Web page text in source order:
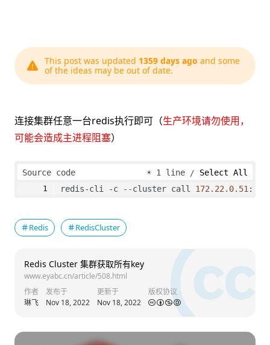
This post was updated 1359 days ago and some
of the ideas may be out of date.
连接集群任意一台redis执行即可（生产环境请勿使用，
可能会造成主进程阻塞）
Source code ☀ 1 line
Select All
redis-cli -c
--cluster call 172.22.0.51 :
Redis RedisCluster
Redis Cluster 集群获取所有key
www.eyabc.cn/article/508.html
作者
琳飞
发布于
Nov 18, 2022
更新于
Nov 18, 2022
版权协议